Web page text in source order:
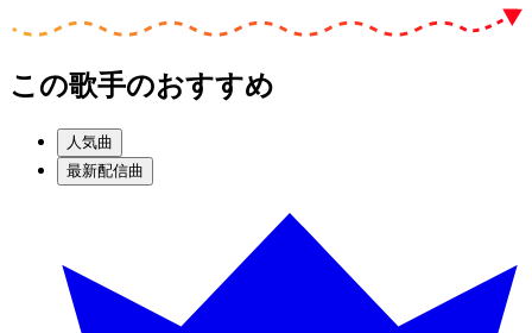
この歌手のおすすめ
人気曲
最新配信曲